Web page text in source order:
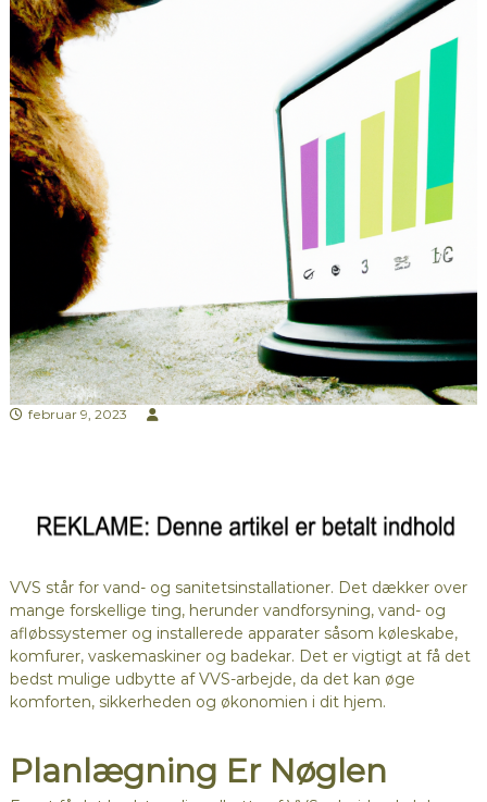
februar 9, 2023
VVS står for vand- og sanitetsinstallationer. Det dækker over
mange forskellige ting, herunder vandforsyning, vand- og
afløbssystemer og installerede apparater såsom køleskabe,
komfurer, vaskemaskiner og badekar. Det er vigtigt at få det
bedst mulige udbytte af VVS-arbejde, da det kan øge
komforten, sikkerheden og økonomien i dit hjem.
Planlægning Er Nøglen